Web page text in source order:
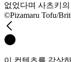
없었다며 사츠키
©Pizamaru Tofu/